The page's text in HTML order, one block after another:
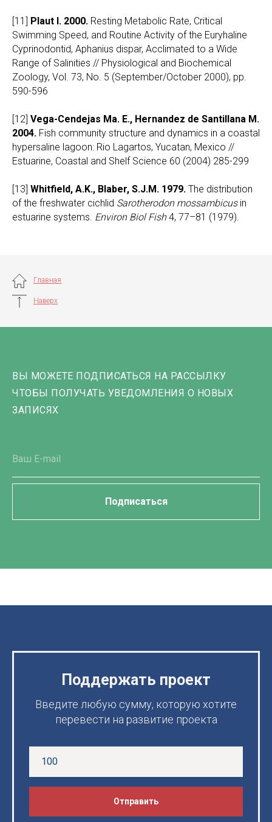
[11] Plaut I. 2000. Resting Metabolic Rate, Critical
Swimming Speed, and Routine Activity of the Euryhaline
Cyprinodontid, Aphanius dispar, Acclimated to a Wide
Range of Salinities // Physiological and Biochemical
Zoology, Vol. 73, No. 5 (September/October 2000), pp.
590-596
[12] Vega-Cendejas Ma. E., Hernandez de Santillana M.
2004. Fish community structure and dynamics in a coastal
hypersaline lagoon: Rio Lagartos, Yucatan, Mexico //
Estuarine, Coastal and Shelf Science 60 (2004) 285-299
[13] Whitfield, A.K., Blaber, S.J.M. 1979. The distribution
of the freshwater cichlid Sarotherodon mossambicusin
estuarine systems. Environ Biol Fish4, 77–81 (1979).
Главная
Наверх
ВЫ МОЖЕТЕ ПОДПИСАТЬСЯ НА РАССЫЛКУ
ЧТОБЫ ПОЛУЧАТЬ УВЕДОМЛЕНИЯ О НОВЫХ
ЗАПИСЯХ
Подписаться
Поддержать проект
Введите любую сумму, которую хотите
перевести на развитие проекта
Отправить